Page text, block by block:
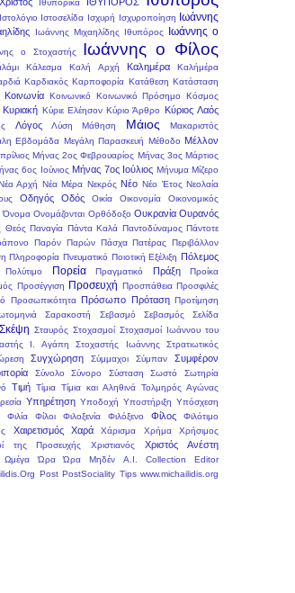
Ιθυπορικά
Ιστολόγιο Ιστοσελίδα Ισχυρή Ισχυροποίηση Ιωάννης
Ιωάννης Μιχαηλίδης Ιθυπόρος Ιωάννης ο
ο Στοχαστής Ιωάννης ο Φίλος
Κάλεσμα Καλή Αρχή Καλημέρα
Καλήμέρα
Καρδιακός Καρποφορία Κατάθεση Κατάσταση
Κοινωνία Κοινωνικό Κοινωνικό Πρόσημο
Κόσμος
Κυριακή Κύριε Ελέησον Κύριο Άρθρο Κύριος Λαός
Λόγος Λύση Μάθηση Μάιος
Μακαριστός
Εβδομάδα Μεγάλη Παρασκευή Μέθοδο Μέλλον
Μήνας 2ος Φεβρουαρίος Μήνας 3ος Μάρτιος
6ος Ιούνιος Μήνας 7ος Ιούλιος Μήνυμα Μίζερο
Αρχή Νέα Μέρα Νεκρός Νέο Νέο Έτος Νεολαία
Οδηγός Οδός Οικία Οικονομία Οικονομικός
Όνομα Ονομάζονται Ορθόδοξο Ουκρανία Ουρανός
Θεός Παναγία Πάντα Καλά Παντοδύναμος Πάντοτε
Παρόν Παρών Πάσχα Πατέρας Περιβάλλον
Πληροφορία Πνευματικό Ποιοτική Εξέλιξη Πόλεμος
Πολύτιμο Πορεία Πραγματικό Πράξη
Προίκα
Προσέγγιση Προσευχή Προσπάθεια Προσφιλές
Προσωπικότητα Πρόσωπο Πρόταση Προτίμηση
Σαρακοστή Σεβασμό Σεβασμός Σελίδα
Σκέψη Σταυρός Στοχασμοί Στοχασμοί Ιωάννου του
Ι. Αγάπη Στοχαστής Ιωάννης
Στρατιωτικός
Συγχώρηση Σύμμαχοι Σύμπαν Συμφέρον
Σύνολο Σύνορο Σύσταση Σωστό
Σωτηρία
Τιμή Τίμια Τίμια και Αληθινά Τολμηρός Αγώνας
Υπηρέτηση Υποδοχή Υποστήριξη Υπόσχεση
Φιλία Φίλοι Φιλοξενία Φιλόξενο Φίλος
Φιλότιμο
Χαιρετισμός Χαρά Χάρισμα Χρήμα
Χρήσιμος
της Προσευχής Χριστιανός Χριστός Ανέστη
Ωμέγα Ώρα Ώρα Μηδέν A.I. Collection
Editor
Post PostSociality Tips www.michailidis.org